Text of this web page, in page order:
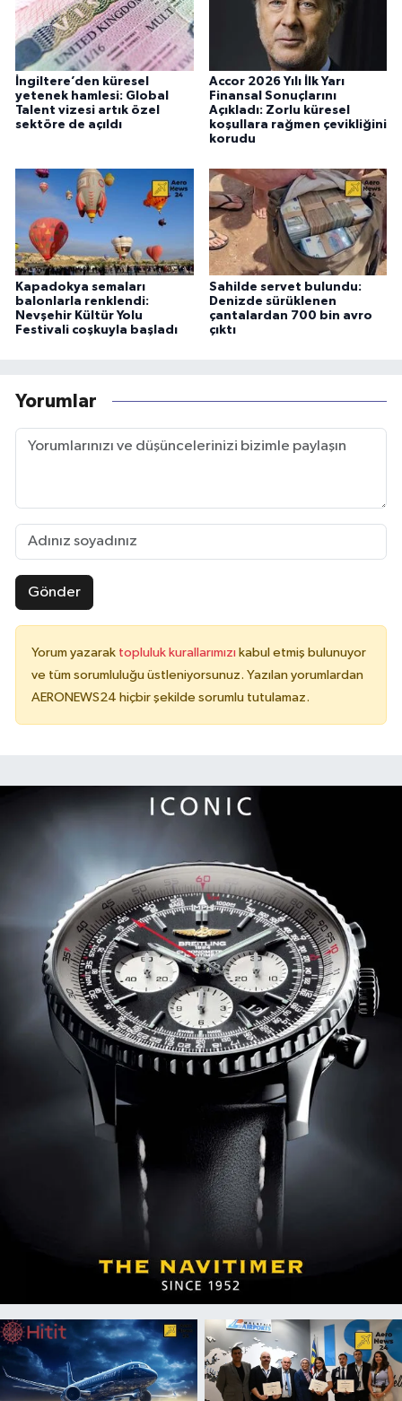
İngiltere’den küresel
yetenek hamlesi: Global
Talent vizesi artık özel
sektöre de açıldı
Accor 2026 Yılı İlk Yarı
Finansal Sonuçlarını
Açıkladı: Zorlu küresel
koşullara rağmen çevikliğini
korudu
Kapadokya semaları
balonlarla renklendi:
Nevşehir Kültür Yolu
Festivali coşkuyla başladı
Sahilde servet bulundu:
Denizde sürüklenen
çantalardan 700 bin avro
çıktı
Yorumlar
Gönder
Yorum yazarak topluluk kurallarımızı kabul etmiş bulunuyor
ve tüm sorumluluğu üstleniyorsunuz. Yazılan yorumlardan
AERONEWS24 hiçbir şekilde sorumlu tutulamaz.